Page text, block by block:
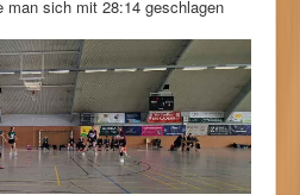
sich mit 28:14 geschlagen